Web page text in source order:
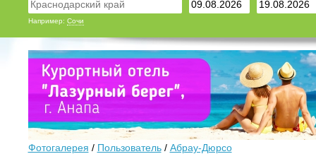
Например: Сочи
Фотогалерея / Пользователь/ Абрау-Дюрсо